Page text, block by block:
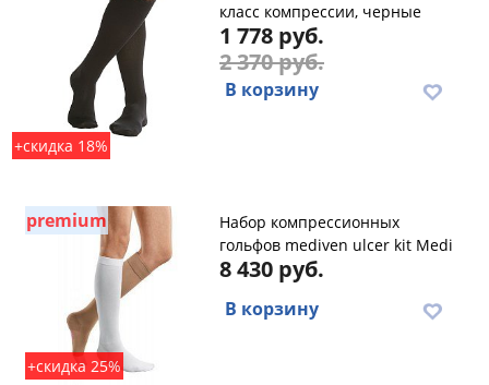
+скидка 18%
класс компрессии, черные
1 778 руб.
2 370 руб.
В корзину
premium
+скидка 25%
Набор компрессионных
гольфов mediven ulcer kit Medi
8 430 руб.
В корзину